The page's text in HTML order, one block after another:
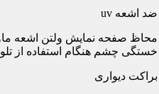
ضد اشعه uv
خستگی چشم هنگام استفاده از
براکت دیواری